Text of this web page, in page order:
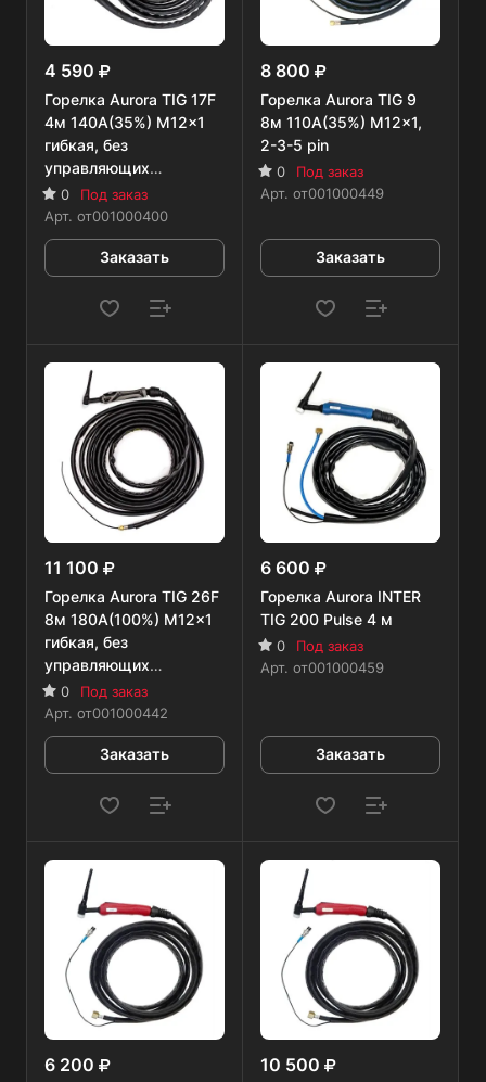
4 590
Горелка Aurora TIG 17F
4м 140А(35%) M12x1
гибкая, без
управляющих
разъемов
0
Под заказ
Арт. от001000400
Заказать
8 800
Горелка Aurora TIG 9
8м 110А(35%) M12x1,
2-3-5 pin
0
Под заказ
Арт. от001000449
Заказать
11 100
Горелка Aurora TIG 26F
8м 180А(100%) M12x1
гибкая, без
управляющих
разъемов
0
Под заказ
Арт. от001000442
Заказать
6 600
Горелка Aurora INTER
TIG 200 Pulse 4 м
0
Под заказ
Арт. от001000459
Заказать
6 200 10 500